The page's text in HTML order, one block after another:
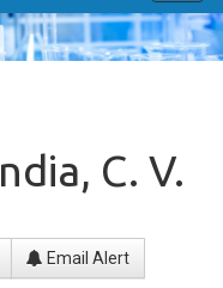
C. V.
Email Alert